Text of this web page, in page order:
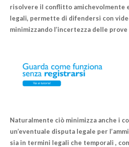
risolvere il conflitto amichevolmente
legali, permette di difendersi con
minimizzando l’incertezza delle
Naturalmente ciò minimizza anche i
un’eventuale disputa legale per
sia in termini legali che temporali ,